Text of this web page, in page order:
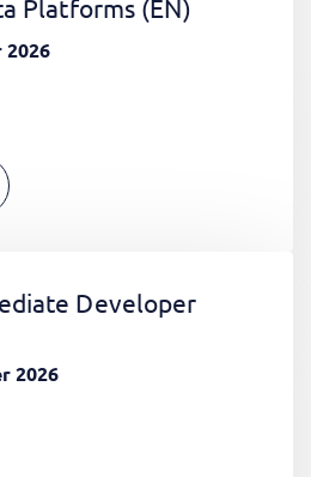
Platforms (EN)
2026
Developer
2026